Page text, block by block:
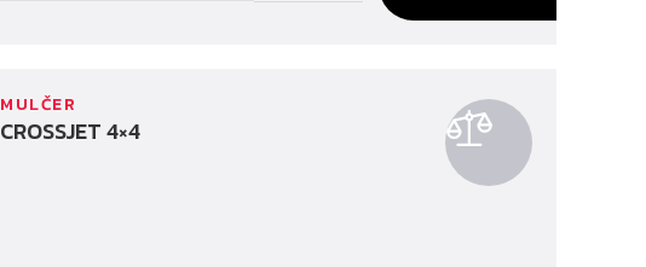
CROSSJET 4×4
MULČER